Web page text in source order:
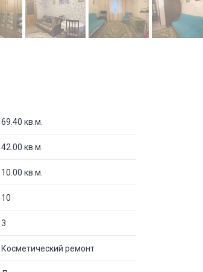
69.40 кв.м.
42.00 кв.м.
10.00 кв.м.
10
3
Косметический ремонт